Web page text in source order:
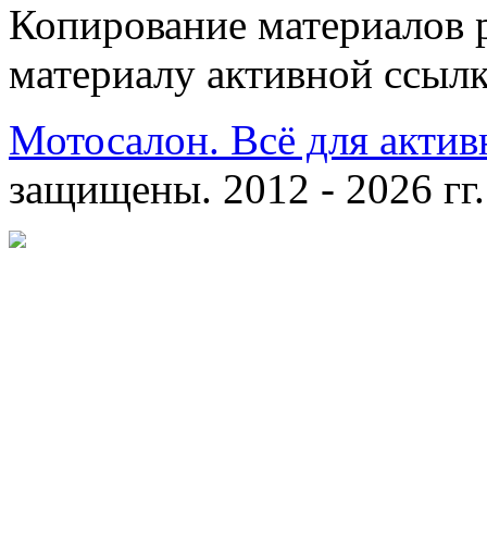
Копирование материалов
материалу активной
Мотосалон. Всё для
защищены. 2012 - 2026 гг.